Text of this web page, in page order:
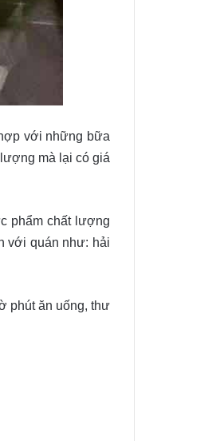
với những bữa
mà lại có giá
phẩm chất lượng
với quán như: hải
phút ăn uống, thư